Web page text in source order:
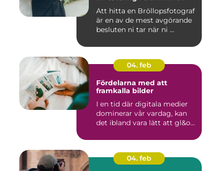
Att hitta en Bröllopsfotograf
är en av de mest avgörande
besluten ni tar när ni ...
04. feb
Fördelarna med att
framkalla bilder
I en tid där digitala medier
dominerar vår vardag, kan
det ibland vara lätt att gl&o...
04. feb